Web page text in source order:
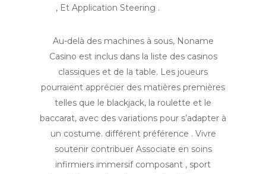
, Et Application Steering .
Au-delà des machines à sous, Noname
Casino est inclus dans la liste des casinos
classiques et de la table. Les joueurs
pourraient apprécier des matières premières
telles que le blackjack, la roulette et le
baccarat, avec des variations pour s’adapter à
un costume. différent préférence . Vivre
soutenir contribuer Associate en soins
infirmiers immersif composant , sport